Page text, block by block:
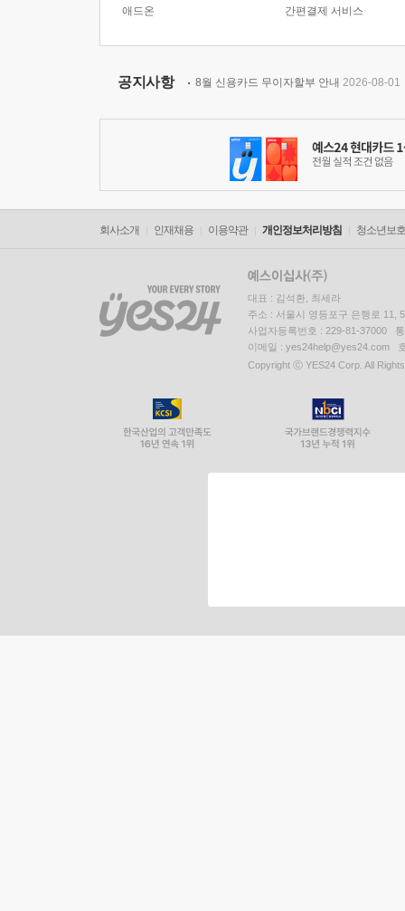
애드온
간편결제 서비스
공지사항 8월 신용카드 무이자할부 안내 2026-08-01
회사소개 인재채용 이용약관 개인정보처리방침 청소년보
대표 : 김석환, 최세라
주소 : 서울시 영등포구 은행로 11,
사업자등록번호 : 229-81-37000
이메일 : yes24help@yes24.com
Copyright ⓒ YES24 Corp. All